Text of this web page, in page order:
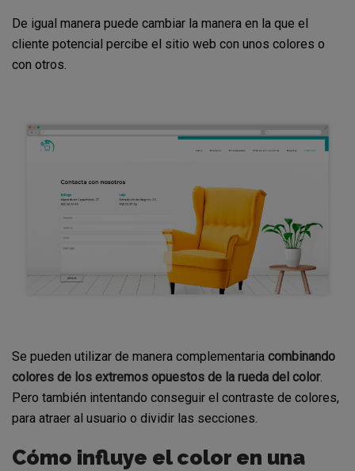
De igual manera puede cambiar la manera en la que el
cliente potencial percibe el sitio web con unos colores o
con otros.
Se pueden utilizar de manera complementaria combinando
colores de los extremos opuestos de la rueda del color.
Pero también intentando conseguir el contraste de colores,
para atraer al usuario o dividir las secciones.
Cómo influye el color en una